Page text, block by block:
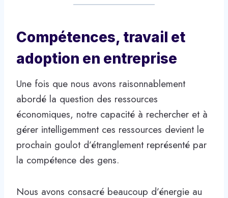
Compétences, travail et
adoption en entreprise
Une fois que nous avons raisonnablement
abordé la question des ressources
économiques, notre capacité à rechercher et à
gérer intelligemment ces ressources devient le
prochain goulot d’étranglement représenté par
la compétence des gens.
Nous avons consacré beaucoup d’énergie au